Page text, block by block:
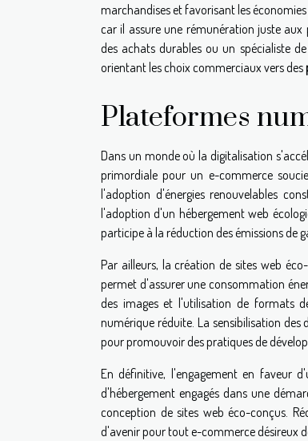
marchandises et favorisant les
car il assure une rémunération juste
des achats durables ou un spécialiste
orientant les choix commerciaux vers des
Plateformes
Dans un monde où la digitalisation
primordiale pour un e-commerce
l'adoption d'énergies renouvelables
l'adoption d'un hébergement web
participe à la réduction des émissions de
Par ailleurs, la création de sites web
permet d'assurer une consommation
des images et l'utilisation de formats
numérique réduite. La sensibilisation
pour promouvoir des pratiques de
En définitive, l'engagement en faveur
d'hébergement engagés dans une
conception de sites web éco-conçus.
d'avenir pour tout e-commerce désireux